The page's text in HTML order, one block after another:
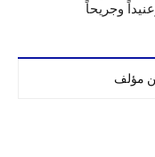
وجريحاً
مؤلف